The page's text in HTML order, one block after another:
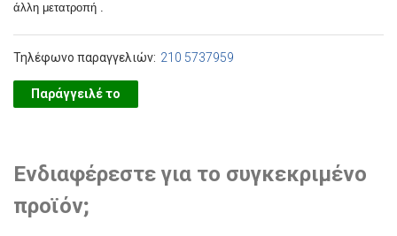
άλλη μετατροπή .
Τηλέφωνο παραγγελιών: 210 5737959
Παράγγειλέ το
Ενδιαφέρεστε για το συγκεκριμένο
προϊόν;